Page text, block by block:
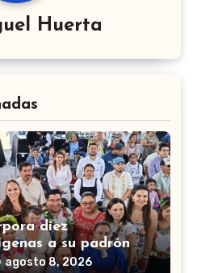
Huerta
diez
a su padrón
agosto 8, 2026